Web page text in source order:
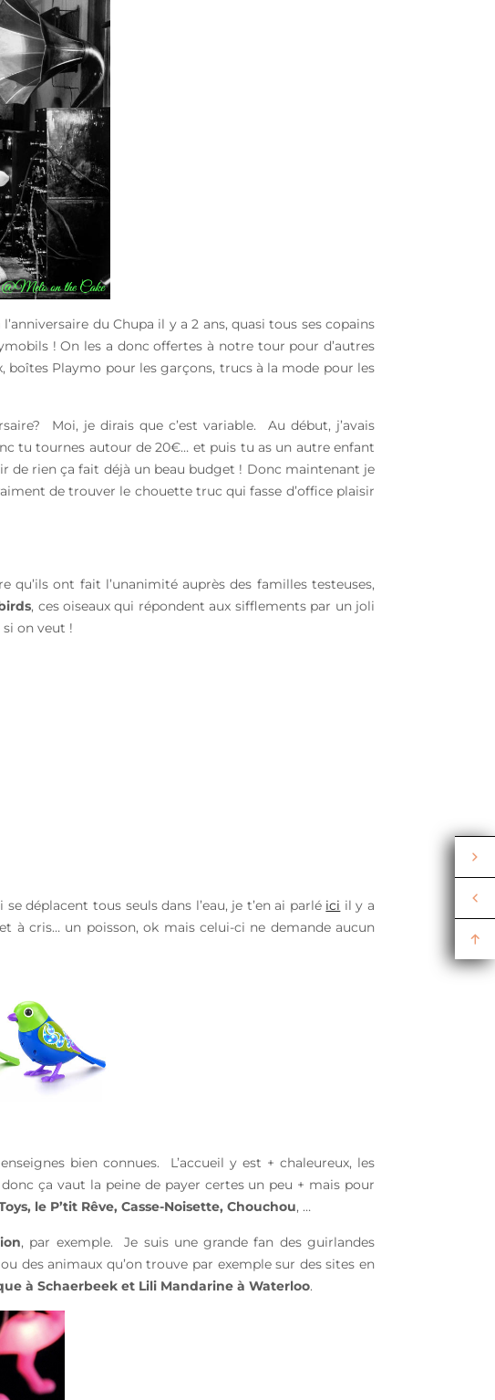
du Chupa il y a 2 ans, quasi tous ses copains
! On les a donc offertes à notre tour pour d’autres
boîtes Playmo pour les garçons, trucs à la mode pour les
Moi, je dirais que c’est variable. Au début, j’avais
tu tournes autour de 20€… et puis tu as un autre enfant
de rien ça fait déjà un beau budget ! Donc maintenant je
de trouver le chouette truc qui fasse d’office plaisir
qu’ils ont fait l’unanimité auprès des familles testeuses,
, ces oiseaux qui répondent aux sifflements par un joli
on veut !
déplacent tous seuls dans l’eau, je t’en ai parlé ici il y a
à cris… un poisson, ok mais celui-ci ne demande aucun
bien connues. L’accueil y est + chaleureux, les
ça vaut la peine de payer certes un peu + mais pour
le P’tit Rêve, Casse-Noisette, Chouchou, …
, par exemple. Je suis une grande fan des guirlandes
des animaux qu’on trouve par exemple sur des sites en
à Schaerbeek et Lili Mandarine à Waterloo.